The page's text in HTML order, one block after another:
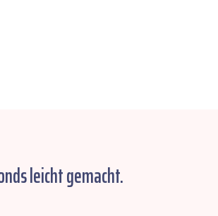
leicht gemacht.